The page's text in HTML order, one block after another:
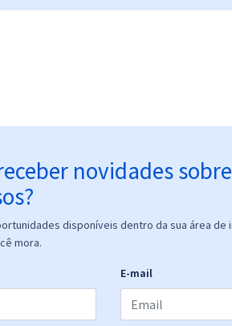
novidades sobre
disponíveis dentro da sua área de
mora.
E-mail